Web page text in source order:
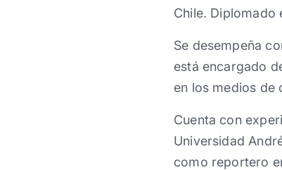
Chile. Diplomado
Se desempeña
está encargado
en los medios de
Cuenta con
Universidad
como reportero